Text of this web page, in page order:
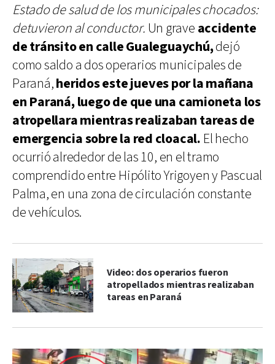
Estado de salud de los municipales chocados:
detuvieron al conductor. Un grave accidente
de tránsito en calle Gualeguaychú,dejó
como saldo a dos operarios municipales de
Paraná,heridos este jueves por la mañana
en Paraná, luego de que una camioneta los
atropellara mientras realizaban tareas de
emergencia sobre la red cloacal. El hecho
ocurrió alrededor de las 10, en el tramo
comprendido entre Hipólito Yrigoyen y Pascual
Palma, en una zona de circulación constante
de vehículos.
Video: dos operarios fueron
atropellados mientras realizaban
tareas en Paraná